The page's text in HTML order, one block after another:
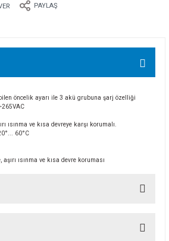
PAYLAŞ
öncelik ayarı ile 3 akü grubuna şarj özelliği
265VAC
ısınma ve kısa devreye karşı korumalı.
60°C
ısınma ve kısa devre koruması